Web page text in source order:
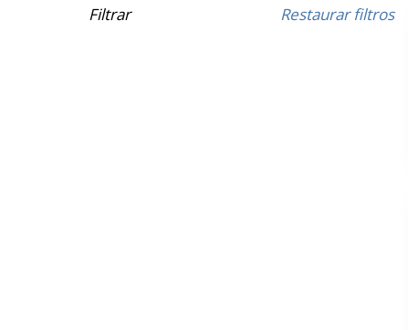
Filtrar Restaurar filtros